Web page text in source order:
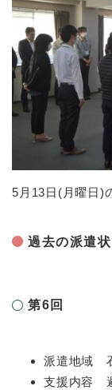
5月13日(月曜日)
過去の派遣
第6回
派遣地域
支援内容